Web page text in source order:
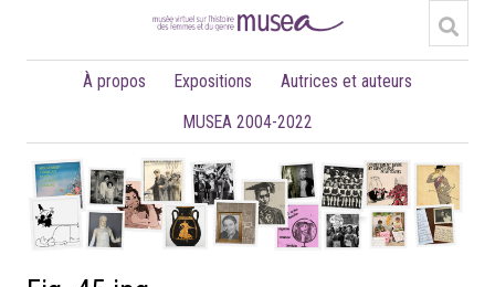
À propos Expositions
Autrices et auteurs
MUSEA 2004-2022